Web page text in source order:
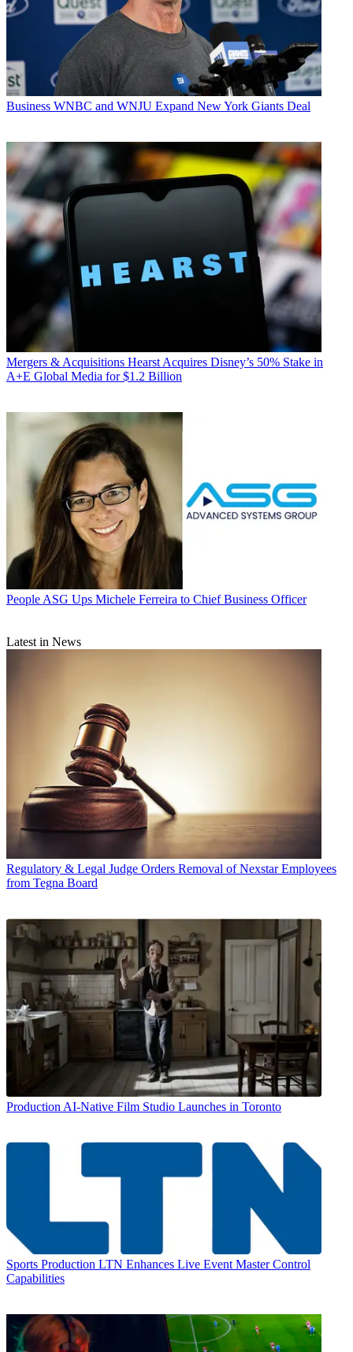
Business WNBC and WNJU Expand New York Giants Deal
Mergers & Acquisitions Hearst Acquires Disney’s 50% Stake in
A+E Global Media for $1.2 Billion
People ASG Ups Michele Ferreira to Chief Business Officer
Latest in News
Regulatory & Legal Judge Orders Removal of Nexstar Employees
from Tegna Board
Production AI-Native Film Studio Launches in Toronto
Sports Production LTN Enhances Live Event Master Control
Capabilities